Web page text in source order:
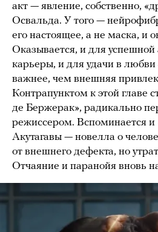
акт — явление, собственно,
Освальда. У того —
его настоящее, а не маска, и
Оказывается, и для успешной
карьеры, и для удачи в любви
важнее, чем внешняя
Контрапунктом к этой главе
де Бержерак», радикально
режиссером. Вспоминается
Акутагавы — новелла о
от внешнего дефекта, но
Отчаяние и паранойя вновь